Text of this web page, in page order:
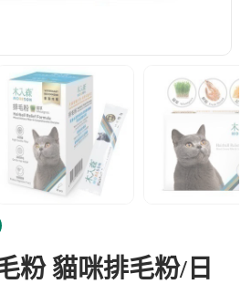
粉 貓咪排毛粉/日